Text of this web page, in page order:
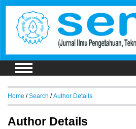
Home /Search /Author Details
Author Details